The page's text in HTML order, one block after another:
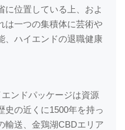
に位置している上、およ
は一つの集積体に芸術や
、ハイエンドの退職健康
ンドパッケージは資源
史の近くに1500年を持っ
輸送、金鶏湖CBDエリア